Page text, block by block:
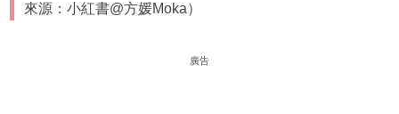
來源：小紅書@方媛Moka）
廣告